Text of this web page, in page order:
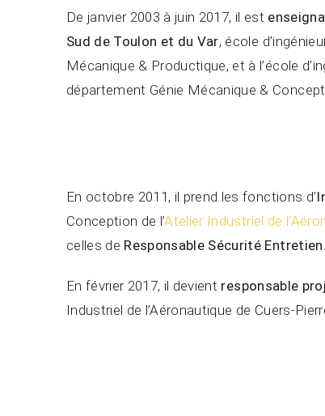
De janvier 2003 à juin 2017, il est
Sud de Toulon et du Var, école
Mécanique & Productique, et à l’école
département Génie Mécanique &
En octobre 2011, il prend les fonctions d’
Conception de l’Atelier Industriel de
celles de Responsable Sécurité Entretien
En février 2017, il devient responsable
Industriel de l’Aéronautique de Cuers-